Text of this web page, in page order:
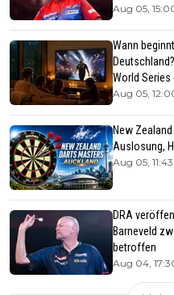
Aug 05,
Wann
World Series
Aug 05,
New
Auslosung,
Aug 05, 11:43
DRA
Barneveld
betroffen
Aug 04,